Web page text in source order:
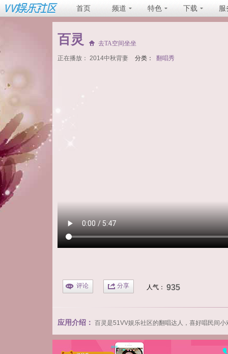
首页 频道 特色 下载 服
百灵 去TA空间坐坐
正在播放： 2014中秋背妻 分类： 翻唱秀
评论 分享 人气： 935
应用介绍： 百灵 是51VV娱乐社区的翻唱达人，喜好唱民间